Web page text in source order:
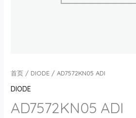
首页/ DIODE/ AD7572KN05 ADI
DIODE
AD7572KN05 ADI